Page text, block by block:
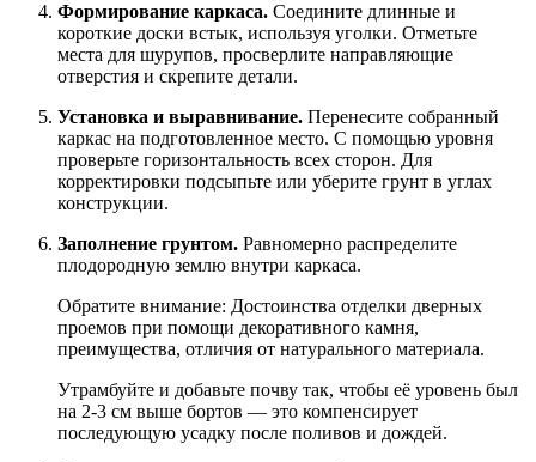
Формирование каркаса. Соедините длинные и
короткие доски встык, используя уголки. Отметьте
места для шурупов, просверлите направляющие
отверстия и скрепите детали.
Установка и выравнивание. Перенесите собранный
каркас на подготовленное место. С помощью уровня
проверьте горизонтальность всех сторон. Для
корректировки подсыпьте или уберите грунт в углах
конструкции.
Заполнение грунтом. Равномерно распределите
плодородную землю внутри каркаса.
Обратите внимание: Достоинства отделки дверных
проемов при помощи декоративного камня,
преимущества, отличия от натурального материала.
Утрамбуйте и добавьте почву так, чтобы её уровень был
на 2-3 см выше бортов — это компенсирует
последующую усадку после поливов и дождей.